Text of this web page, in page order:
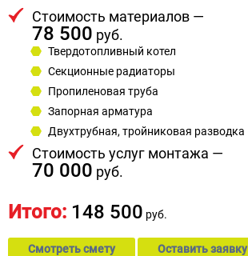
Стоимость материалов —
78 500 руб.
Твердотопливный котел
Секционные радиаторы
Пропиленовая труба
Запорная арматура
Двухтрубная, тройниковая разводка
Стоимость услуг монтажа —
70 000 руб.
Итого: 148 500 руб.
Смотреть смету Оставить заявку